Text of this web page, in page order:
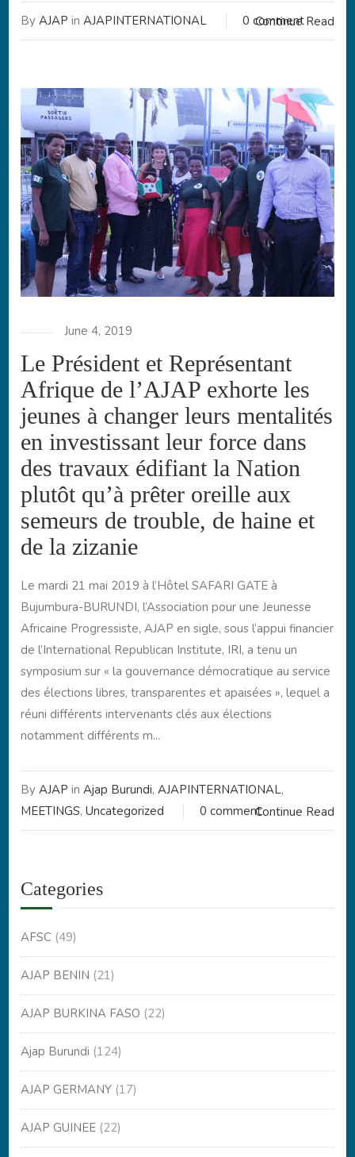
Continue Read
By AJAP in AJAPINTERNATIONAL 0 comment
June 4, 2019
Le Président et Représentant
Afrique de l’AJAP exhorte les
jeunes à changer leurs mentalités
en investissant leur force dans
des travaux édifiant la Nation
plutôt qu’à prêter oreille aux
semeurs de trouble, de haine et
de la zizanie
Le mardi 21 mai 2019 à l’Hôtel SAFARI GATE à
Bujumbura-BURUNDI, l’Association pour une Jeunesse
Africaine Progressiste, AJAP en sigle, sous l’appui financier
de l’International Republican Institute, IRI, a tenu un
symposium sur « la gouvernance démocratique au service
des élections libres, transparentes et apaisées », lequel a
réuni différents intervenants clés aux élections
notamment différents m...
Continue Read
By AJAP in Ajap Burundi,AJAPINTERNATIONAL,
MEETINGS,Uncategorized 0 comment
Categories
AFSC (49)
AJAP BENIN (21)
AJAP BURKINA FASO (22)
Ajap Burundi (124)
AJAP GERMANY (17)
AJAP GUINEE (22)